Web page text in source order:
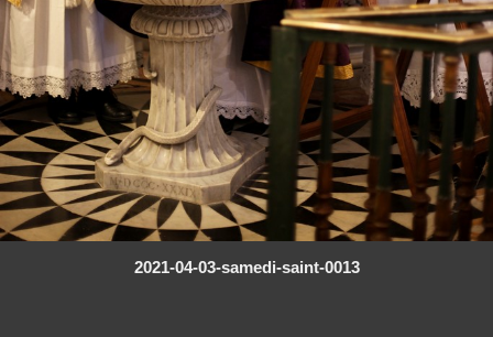
2021-04-03-samedi-saint-0013